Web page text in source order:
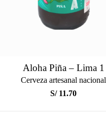
Aloha Piña – Lima 1
Cerveza artesanal nacional
S/11.70